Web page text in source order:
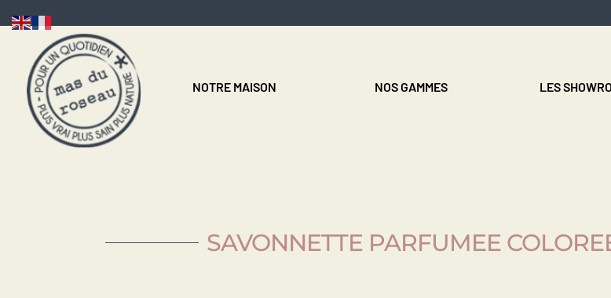
NOTRE MAISON NOS GAMMES LES
SAVONNETTE PARFUMEE